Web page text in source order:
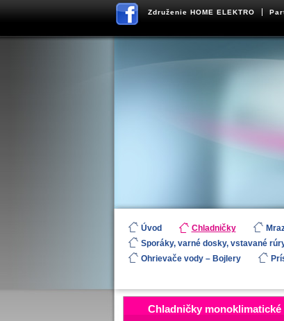
Združenie HOME ELEKTRO
Úvod Chladničky
Sporáky, varné dosky, vstavané
Ohrievače vody – Bojlery
Chladničky monoklimatické